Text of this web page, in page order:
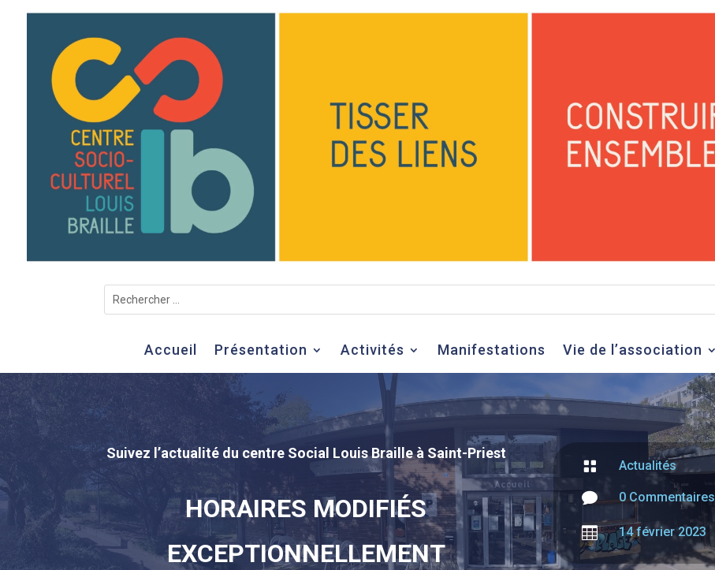
Accueil Présentation Activités Manifestations Vie de l’association
Suivez l’actualité du centre Social Louis Braille à Saint-Priest
HORAIRES MODIFIÉS
EXCEPTIONNELLEMENT
 Actualités
 0 Commentaires
 14 février 2023